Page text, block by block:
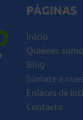
PÁGINAS
Inicio
Quiénes
Blog
Súmate a
Enlaces de
Contacto